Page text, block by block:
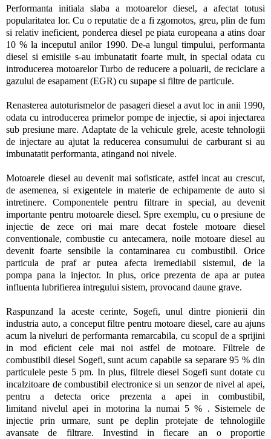
Performanta initiala slaba a motoarelor diesel, a afectat totusi
popularitatea lor. Cu o reputatie de a fi zgomotos, greu, plin de fum
si relativ ineficient, ponderea diesel pe piata europeana a atins doar
10 % la inceputul anilor 1990. De-a lungul timpului, performanta
diesel si emisiile s-au imbunatatit foarte mult, in special odata cu
introducerea motoarelor Turbo de reducere a poluarii, de reciclare a
gazului de esapament (EGR) cu supape si filtre de particule.
Renasterea autoturismelor de pasageri diesel a avut loc in anii 1990,
odata cu introducerea primelor pompe de injectie, si apoi injectarea
sub presiune mare. Adaptate de la vehicule grele, aceste tehnologii
de injectare au ajutat la reducerea consumului de carburant si au
imbunatatit performanta, atingand noi nivele.
Motoarele diesel au devenit mai sofisticate, astfel incat au crescut,
de asemenea, si exigentele in materie de echipamente de auto si
intretinere. Componentele pentru filtrare in special, au devenit
importante pentru motoarele diesel. Spre exemplu, cu o presiune de
injectie de zece ori mai mare decat fostele motoare diesel
conventionale, combustie cu antecamera, noile motoare diesel au
devenit foarte sensibile la contaminarea cu combustibil. Orice
particula de praf ar putea afecta iremediabil sistemul, de la
pompa pana la injector. In plus, orice prezenta de apa ar putea
influenta lubrifierea intregului sistem, provocand daune grave.
Raspunzand la aceste cerinte, Sogefi, unul dintre pionierii din
industria auto, a conceput filtre pentru motoare diesel, care au ajuns
acum la niveluri de performanta remarcabila, cu scopul de a sprijini
in mod eficient cele mai noi astfel de motoare. Filtrele de
combustibil diesel Sogefi, sunt acum capabile sa separare 95 % din
particulele peste 5 pm. In plus, filtrele diesel Sogefi sunt dotate cu
incalzitoare de combustibil electronice si un senzor de nivel al apei,
pentru a detecta orice prezenta a apei in combustibil,
limitand nivelul apei in motorina la numai 5 % . Sistemele de
injectie prin urmare, sunt pe deplin protejate de tehnologiile
avansate de filtrare. Investind in fiecare an o proportie